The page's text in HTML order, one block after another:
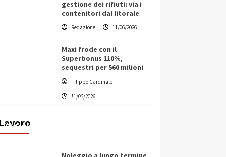
gestione dei rifiuti: via i
contenitori dal litorale
Redazione 11/06/2026
Maxi frode con il
Superbonus 110%,
sequestri per 560 milioni
Filippo Cardinale
11/06/2026
Lavoro
Vino in Italia: il giro d’affari
contribuisce all’1,1% del PIL
Filippo Cardinale